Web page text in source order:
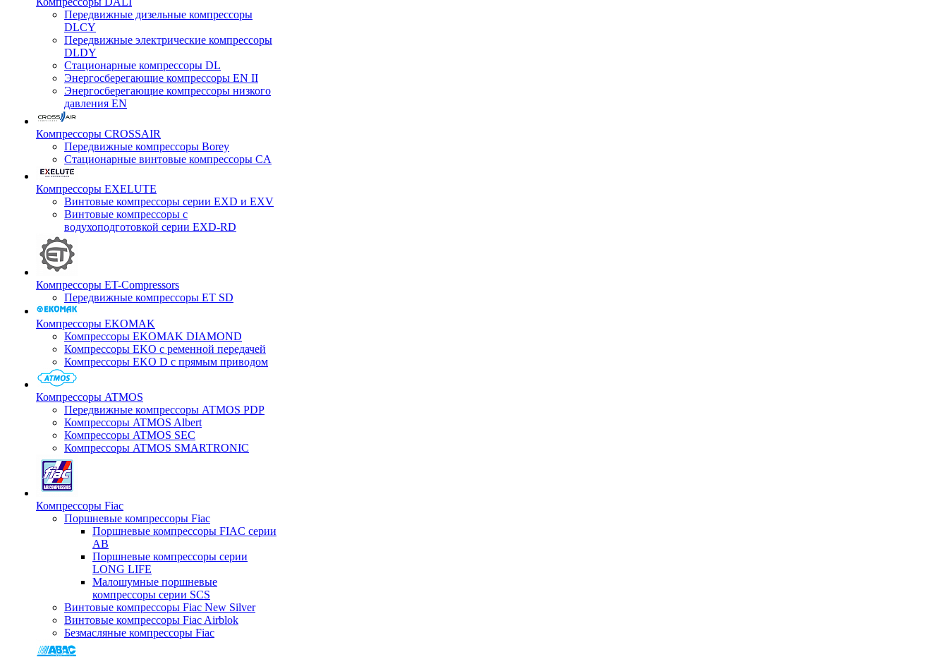
Передвижные дизельные компрессоры
DLCY
Передвижные электрические компрессоры
DLDY
Стационарные компрессоры DL
Энергосберегающие компрессоры EN II
Энергосберегающие компрессоры низкого
давления EN
Компрессоры CROSSAIR
Передвижные компрессоры Borey
Стационарные винтовые компрессоры CA
Компрессоры EXELUTE
Винтовые компрессоры серии EXD и EXV
Винтовые компрессоры с
водухоподготовкой серии EXD-RD
Компрессоры ET-Compressors
Передвижные компрессоры ET SD
Компрессоры EKOMAK
Компрессоры EKOMAK DIAMOND
Компрессоры EKO c ременной передачей
Компрессоры EKO D с прямым приводом
Компрессоры ATMOS
Передвижные компрессоры ATMOS PDP
Компрессоры ATMOS Albert
Компрессоры ATMOS SEC
Компрессоры ATMOS SMARTRONIC
Компрессоры Fiac
Поршневые компрессоры Fiac
Поршневые компрессоры FIAC серии
AB
Поршневые компрессоры серии
LONG LIFE
Малошумные поршневые
компрессоры серии SCS
Винтовые компрессоры Fiac New Silver
Винтовые компрессоры Fiac Airblok
Безмасляные компрессоры Fiac